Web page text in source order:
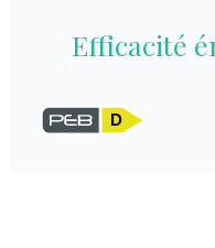
Efficacité
D